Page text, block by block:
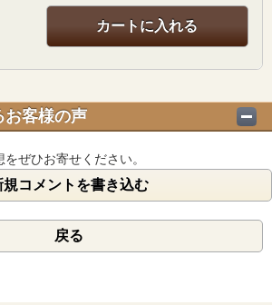
カートに入れる
お客様の声
ぜひお寄せください。
規コメントを書き込む
戻る